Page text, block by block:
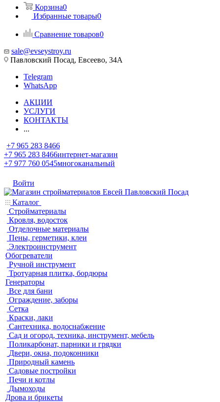
Корзина0
Избранные товары0
Сравнение товаров0
sale@evseystroy.ru
Павловский Посад, Евсеево, 34А
Telegram
WhatsApp
АКЦИИ
УСЛУГИ
КОНТАКТЫ
...
+7 965 283 8466
+7 965 283 8466интернет-магазин
+7 977 760 0545многоканальный
Войти
Каталог
Стройматериалы
Кровля, водосток
Отделочные материалы
Пены, герметики, клеи
Электроинструмент
Обогреватели
Ручной инструмент
Тротуарная плитка, бордюры
Генераторы
Все для бани
Ограждение, заборы
Сетка
Краски, лаки
Сантехника, водоснабжение
Сад и огород, техника, инструмент, мебель
Поликарбонат, парники и грядки
Двери, окна, подоконники
Природный камень
Садовые постройки
Печи и котлы
Дымоходы
Дрова и брикеты